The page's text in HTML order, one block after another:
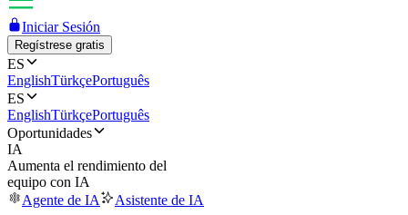
Iniciar Sesión
Regístrese gratis
ES
EnglishTürkçePortuguês
ES
EnglishTürkçePortuguês
Oportunidades
IA
Aumenta el rendimiento del
equipo con IA
Agente de IA
Asistente de IA